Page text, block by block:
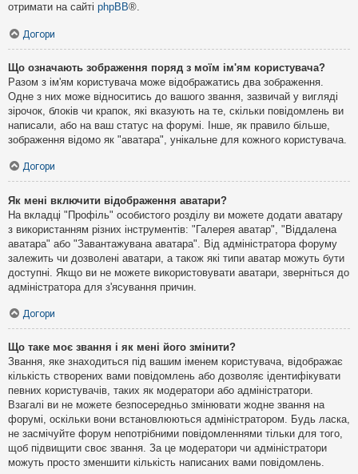
отримати на сайті phpBB®.
Догори
Що означають зображення поряд з моїм ім'ям користувача?
Разом з ім'ям користувача може відображатись два зображення.
Одне з них може відноситись до вашого звання, зазвичай у вигляді
зірочок, блоків чи крапок, які вказують на те, скільки повідомлень ви
написали, або на ваш статус на форумі. Інше, як правило більше,
зображення відомо як "аватара", унікальне для кожного користувача.
Догори
Як мені включити відображення аватари?
На вкладці "Профіль" особистого розділу ви можете додати аватару
з використанням різних інструментів: "Галерея аватар", "Віддалена
аватара" або "Завантажувана аватара". Від адміністратора форуму
залежить чи дозволені аватари, а також які типи аватар можуть бути
доступні. Якщо ви не можете використовувати аватари, зверніться до
адміністратора для з'ясування причин.
Догори
Що таке моє звання і як мені його змінити?
Звання, яке знаходиться під вашим іменем користувача, відображає
кількість створених вами повідомлень або дозволяє ідентифікувати
певних користувачів, таких як модератори або адміністратори.
Взагалі ви не можете безпосередньо змінювати жодне звання на
форумі, оскільки вони встановлюються адміністратором. Будь ласка,
не засмічуйте форум непотрібними повідомленнями тільки для того,
щоб підвищити своє звання. За це модератори чи адміністратори
можуть просто зменшити кількість написаних вами повідомлень.